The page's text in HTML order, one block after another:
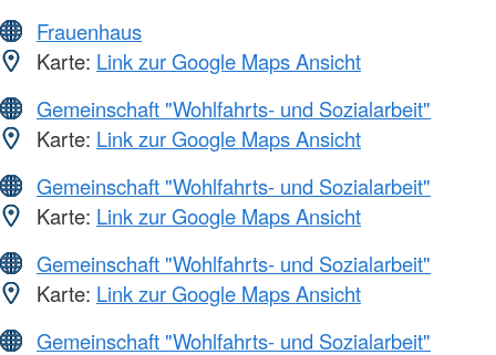
Frauenhaus
Karte: Link zur Google Maps Ansicht
Gemeinschaft "Wohlfahrts- und Sozialarbeit"
Karte: Link zur Google Maps Ansicht
Gemeinschaft "Wohlfahrts- und Sozialarbeit"
Karte: Link zur Google Maps Ansicht
Gemeinschaft "Wohlfahrts- und Sozialarbeit"
Karte: Link zur Google Maps Ansicht
Gemeinschaft "Wohlfahrts- und Sozialarbeit"